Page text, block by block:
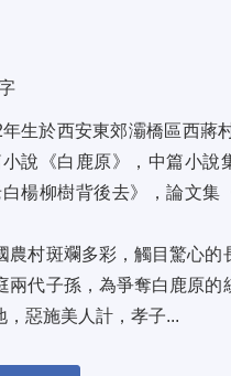
生於西安東郊灞橋區西蔣
說《白鹿原》，中篇小說
楊柳樹背後去》，論文集
村斑斕多彩，觸目驚心的
兩代子孫，為爭奪白鹿原的
惡施美人計，孝子...